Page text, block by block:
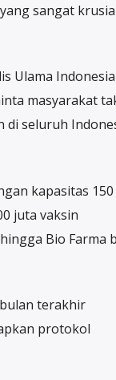
sangat
Ulama Indonesia
masyarakat
di seluruh
kapasitas
juta vaksin
Bio Farma
terakhir
protokol